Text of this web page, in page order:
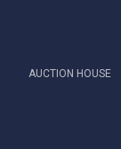
AUCTION HOUSE